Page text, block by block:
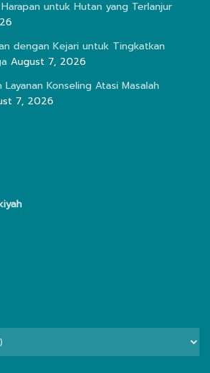
Harapan untuk Hutan yang Terlanjur
dengan Kejari untuk Tingkatkan
August 7, 2026
Layanan Konseling Atasi Masalah
7, 2026